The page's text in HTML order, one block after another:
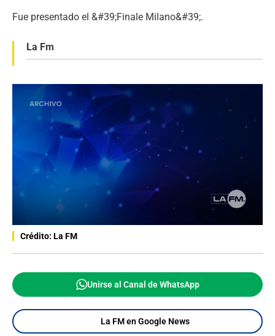
Fue presentado el &#39;Finale Milano&#39;.
La Fm
Crédito: La FM
Unirse al Canal de WhatsApp
La FM en Google News